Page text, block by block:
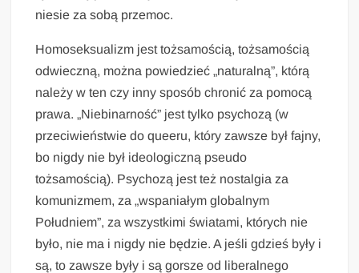
niesie za sobą przemoc.
Homoseksualizm jest tożsamością, tożsamością
odwieczną, można powiedzieć „naturalną”, którą
należy w ten czy inny sposób chronić za pomocą
prawa. „Niebinarność” jest tylko psychozą (w
przeciwieństwie do queeru, który zawsze był fajny,
bo nigdy nie był ideologiczną pseudo
tożsamością). Psychozą jest też nostalgia za
komunizmem, za „wspaniałym globalnym
Południem”, za wszystkimi światami, których nie
było, nie ma i nigdy nie będzie. A jeśli gdzieś były i
są, to zawsze były i są gorsze od liberalnego